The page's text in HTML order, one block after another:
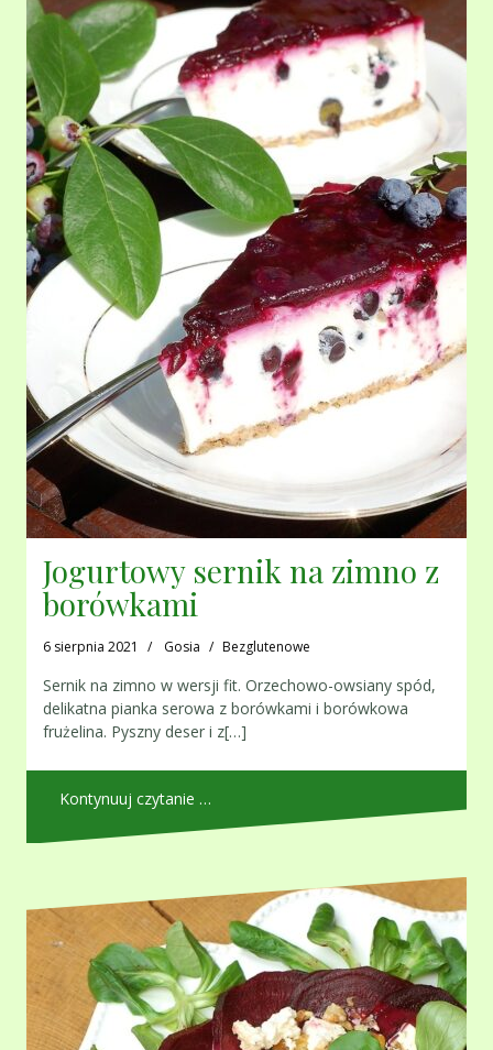
Jogurtowy sernik na zimno z
borówkami
6 sierpnia 2021 Gosia Bezglutenowe
Sernik na zimno w wersji fit. Orzechowo-owsiany spód,
delikatna pianka serowa z borówkami i borówkowa
frużelina. Pyszny deser i z[…]
Kontynuuj czytanie …